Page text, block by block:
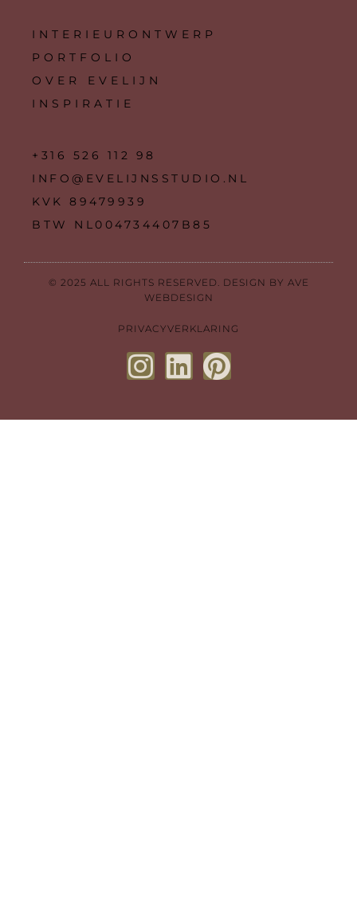
INTERIEURONTWERP
PORTFOLIO
OVER EVELIJN
INSPIRATIE
+316 526 112 98
INFO@EVELIJNSSTUDIO.NL
KVK 89479939
BTW NL004734407B85
© 2025 ALL RIGHTS RESERVED. DESIGN BY AVE
WEBDESIGN
PRIVACYVERKLARING